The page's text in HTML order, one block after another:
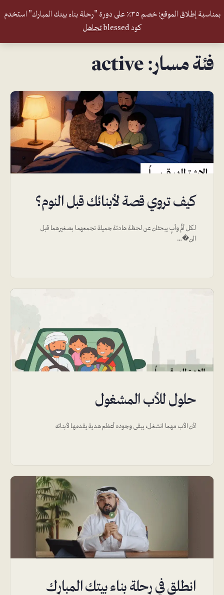
بمناسبة إطلاق الموقع: خصم ٣٥٪ على دورة "رحلة بناء بيتك المبارك" استخدم
كود blessed
تجاهل
فئة مسار: active
كيف تروي قصة لأبنائك قبل النوم؟
لكل أمٍّ وأبٍ يبحثان عن لحظة هادئة جميلة تجمعهما بصغيرهما قبل
الن�…
حلول للأب المشغول
لأن الأب مهما انشغل، يبقى وجوده أعظم هدية يقدمها لأبنائه
انطلق في رحلة بناء بيتك المبارك